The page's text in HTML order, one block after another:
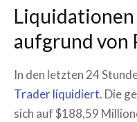
aufgrund
In den letzten 24
Trader liquidiert. Die
sich auf $188,59